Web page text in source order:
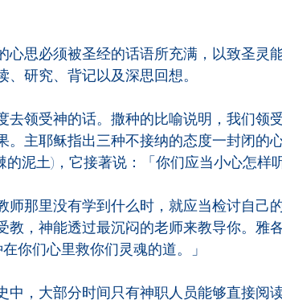
思必须被圣经的话语所充满，以致圣灵
研究、背记以及深思回想。
领受神的话。撒种的比喻说明，我们领
。主耶稣指出三种不接纳的态度一封闭的
泥土)，它接著说：「你们应当小心怎样听
那里没有学到什么时，就应当检讨自己
教，神能透过最沉闷的老师来教导你。雅
你们心里救你们灵魂的道。」
，大部分时间只有神职人员能够直接阅